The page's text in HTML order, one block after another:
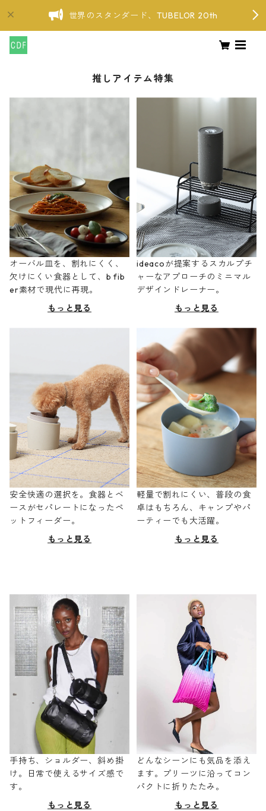
世界のスタンダード、TUBELOR 20th
推しアイテム特集
オーバル皿を、割れにくく、
欠けにくい食器として、b fib
er素材で現代に再現。
もっと見る
ideacoが提案するスカルプチ
ャーなアプローチのミニマル
デザインドレーナー。
もっと見る
安全快適の選択を。食器とベ
ースがセパレートになったペ
ットフィーダー。
もっと見る
軽量で割れにくい、普段の食
卓はもちろん、キャンプやパ
ーティーでも大活躍。
もっと見る
手持ち、ショルダー、斜め掛
け。日常で使えるサイズ感で
す。
もっと見る
どんなシーンにも気品を添え
ます。プリーツに沿ってコン
パクトに折りたたみ。
もっと見る